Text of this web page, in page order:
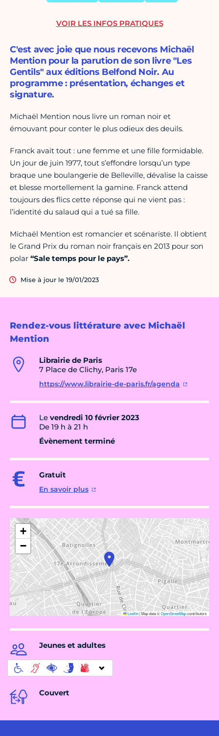
Rendez-vous littérature avec Michaël
Mention
Librairie de Paris
7 Place de Clichy, Paris 17e
https://www.librairie-de-paris.fr/agenda
Le vendredi 10 février 2023
De 19 h à 21 h
Évènement terminé
Gratuit
En savoir plus
+
−
Leaflet|Map data ©OpenStreetMapcontributors
Jeunes et adultes
Couvert
C'est avec joie que nous recevons Michaël
Mention pour la parution de son livre "Les
Gentils" aux éditions Belfond Noir. Au
programme : présentation, échanges et
signature.
Michaël Mention nous livre un roman noir et
émouvant pour conter le plus odieux des deuils.
Franck avait tout : une femme et une fille formidable.
Un jour de juin 1977, tout s’effondre lorsqu’un type
braque une boulangerie de Belleville, dévalise la caisse
et blesse mortellement la gamine. Franck attend
toujours des flics cette réponse qui ne vient pas :
l’identité du salaud qui a tué sa fille.
Michaël Mention est romancier et scénariste. Il obtient
le Grand Prix du roman noir français en 2013 pour son
polar “Sale temps pour le pays”.
Mise à jour le 19/01/2023
VOIR LES INFOS PRATIQUES